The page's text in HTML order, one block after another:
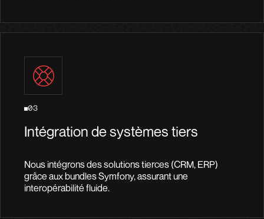
03
Intégration de systèmes tiers
Nous intégrons des solutions tierces (CRM, ERP)
grâce aux bundles Symfony, assurant une
interopérabilité fluide.